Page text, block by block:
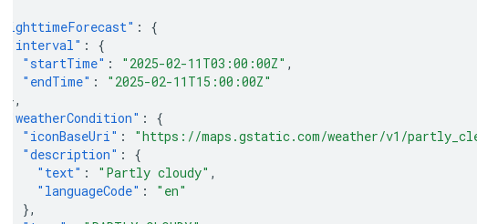
"nighttimeForecast" :
{
"interval" :
{
"startTime" : "2025-02-11T03:00:00Z" ,
"endTime" :
"2025-02-11T15:00:00Z"
},
"weatherCondition" :
{
"iconBaseUri" : "https://maps.gstatic.com/weather/v1/
"description" :
{
"text" : "Partly cloudy" ,
"languageCode" :
"en"
},